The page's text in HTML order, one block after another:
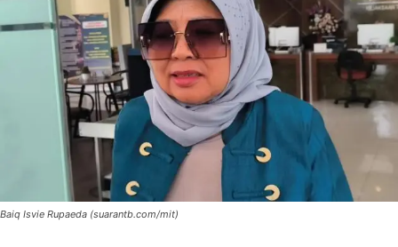
Baiq Isvie Rupaeda (suarantb.com/mit)